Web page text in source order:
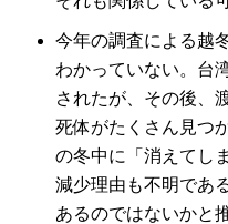
今年の調査による越
わかっていない。台
されたが、その後、
死体がたくさん見つ
の冬中に「消えてし
減少理由も不明であ
あるのではないかと